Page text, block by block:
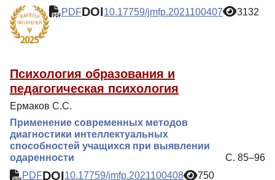
PDFDOI10.17759/jmfp.2021100407 3132
Психология образования и
педагогическая психология
Ермаков С.С.
Применение современных методов
диагностики интеллектуальных
способностей учащихся при выявлении
одаренности
С. 85–96
PDFDOI10.17759/jmfp.2021100408 750